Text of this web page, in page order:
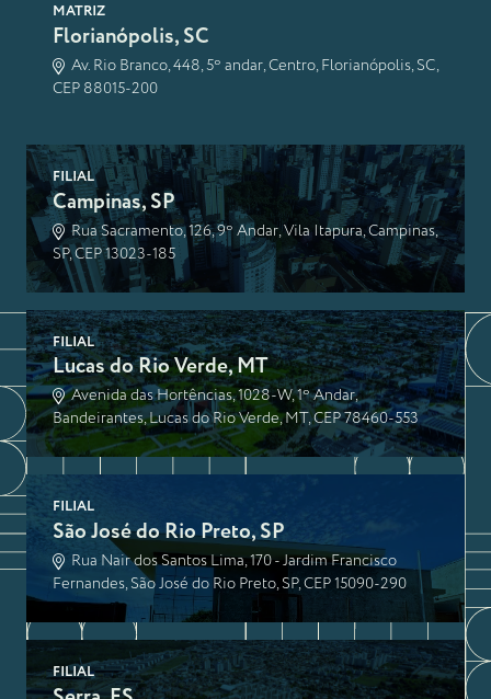
MATRIZ
Florianópolis, SC
Av. Rio Branco, 448, 5º andar, Centro, Florianópolis, SC,
CEP 88015-200
FILIAL
Campinas, SP
Rua Sacramento, 126, 9º Andar, Vila Itapura, Campinas,
SP, CEP 13023-185
FILIAL
Lucas do Rio Verde, MT
Avenida das Hortências, 1028-W, 1º Andar,
Bandeirantes, Lucas do Rio Verde, MT, CEP 78460-553
FILIAL
São José do Rio Preto, SP
Rua Nair dos Santos Lima, 170 - Jardim Francisco
Fernandes, São José do Rio Preto, SP, CEP 15090-290
FILIAL